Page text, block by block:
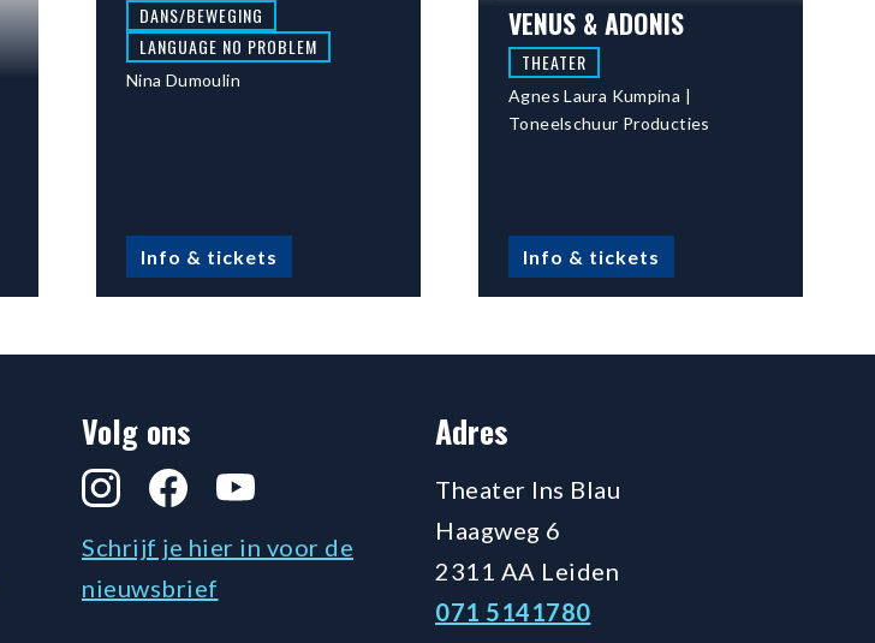
DANS/BEWEGING
LANGUAGE NO PROBLEM
Nina Dumoulin
Info & tickets
VENUS & ADONIS
THEATER
Agnes Laura Kumpina |
Toneelschuur Producties
Info & tickets
Volg ons
InstagramFacebookYouTube
Schrijf je hier in voor de
nieuwsbrief
Adres
Theater Ins Blau
Haagweg 6
2311 AA Leiden
071 5141780